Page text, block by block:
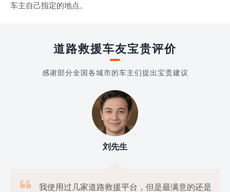
车主自己指定的地点。
道路救援车友宝贵评价
感谢部分全国各城市的车主们提出宝贵建议
刘先生

我使用过几家道路救援平台，但是最满意的还是